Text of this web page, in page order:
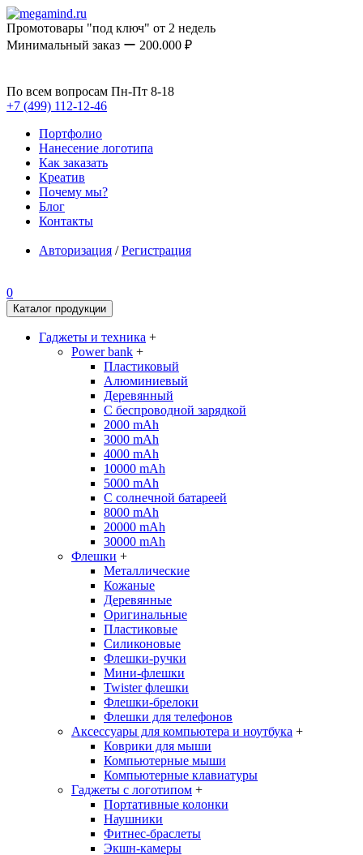
Промотовары "под ключ" от 2 недель
Минимальный заказ ー 200.000 ₽
По всем вопросам Пн-Пт 8-18
+7 (499) 112-12-46
Портфолио
Нанесение логотипа
Как заказать
Креатив
Почему мы?
Блог
Контакты
Авторизация /Регистрация
0
Каталог продукции
Гаджеты и техника +
Power bank +
Пластиковый
Алюминиевый
Деревянный
С беспроводной зарядкой
2000 mAh
3000 mAh
4000 mAh
10000 mAh
5000 mAh
С солнечной батареей
8000 mAh
20000 mAh
30000 mAh
Флешки +
Металлические
Кожаные
Деревянные
Оригинальные
Пластиковые
Силиконовые
Флешки-ручки
Мини-флешки
Twister флешки
Флешки-брелоки
Флешки для телефонов
Аксессуары для компьютера и ноутбука +
Коврики для мыши
Компьютерные мыши
Компьютерные клавиатуры
Гаджеты с логотипом +
Портативные колонки
Наушники
Фитнес-браслеты
Экшн-камеры